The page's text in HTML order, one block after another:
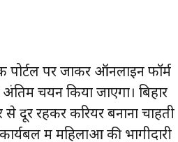
पोर्टल पर जाकर ऑनलाइन फॉर्म
चयन किया जाएगा। बिहार
दूर रहकर करियर बनाना चाहती
में महिलाओं की भागीदारी